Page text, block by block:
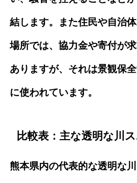
結します。また住民や自治
場所では、協力金や寄付が
ありますが、それは景観保
に使われています。
比較表：主な透明な川
熊本県内の代表的な透明な